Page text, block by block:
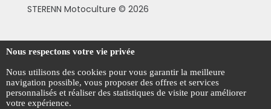
STERENN Motoculture © 2026
Conditions générales de vente
Mentions légales
Politique de confidentialité
Nous respectons votre vie privée
Nous utilisons des cookies pour vous garantir la meilleure
navigation possible, vous proposer des offres et services
personnalisés et réaliser des statistiques de visite pour améliorer
votre expérience.